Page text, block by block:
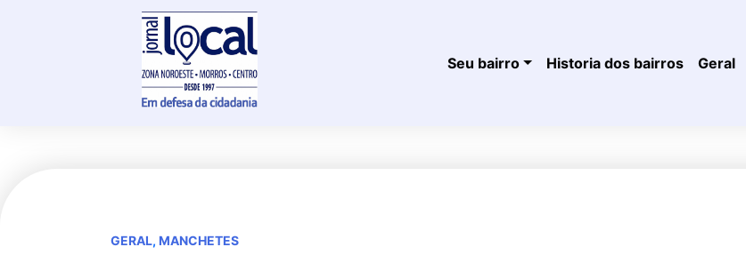
Seu bairro Historia dos bairros Geral
GERAL, MANCHETES